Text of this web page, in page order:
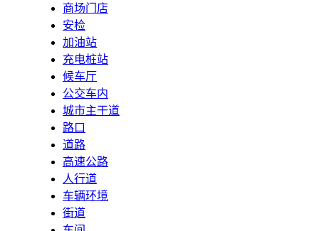
商场门店
安检
加油站
充电桩站
候车厅
公交车内
城市主干道
路口
道路
高速公路
人行道
车辆环境
街道